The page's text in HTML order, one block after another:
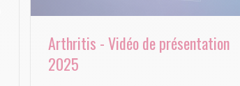
Arthritis - Vidéo de présentation
2025